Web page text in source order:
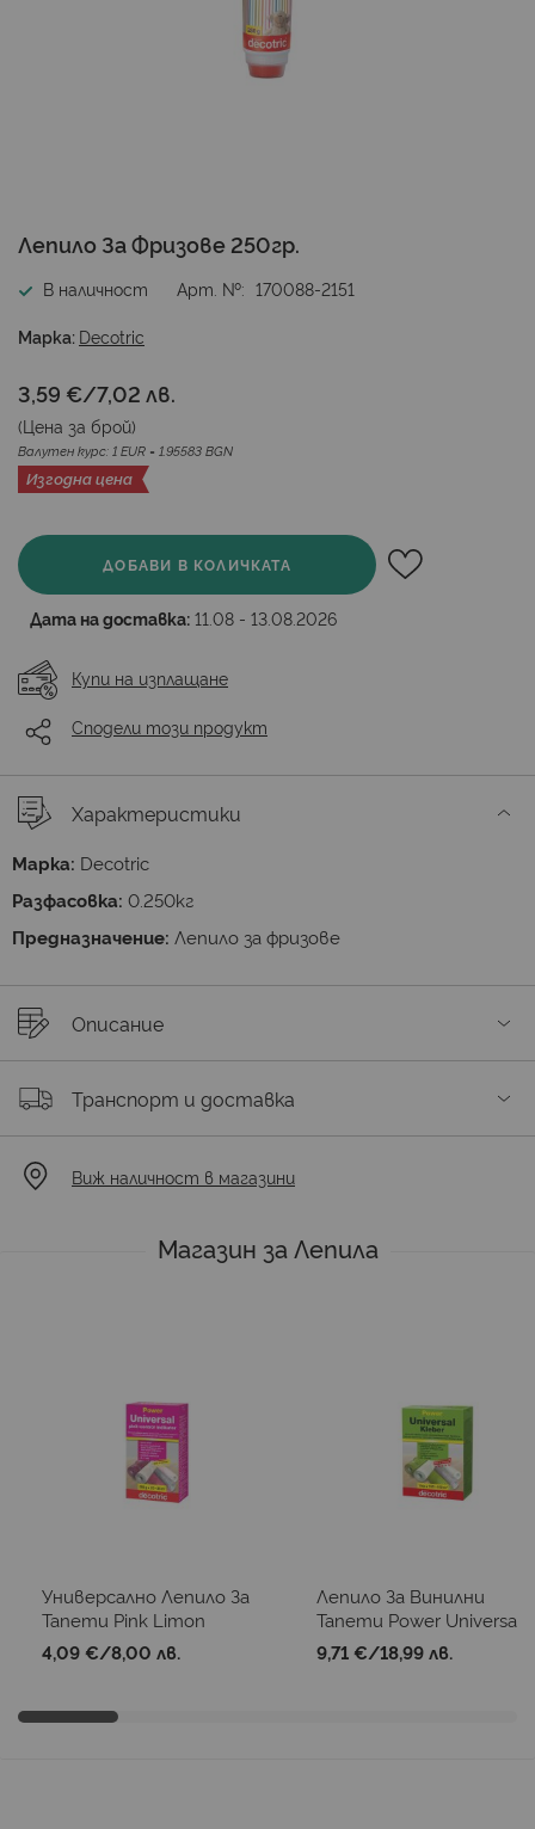
Преминете
началото
галерия
снимки
Лепило За Фризове 250гр.
В наличност Арт. № 170088-2151
Марка: Decotric
3,59 €/7,02 лв.
(Цена за брой)
Валутен курс: 1 EUR = 1.95583 BGN
Изгодна цена
ДОБАВИ В КОЛИЧКАТА
Дата на доставка: 11.08 - 13.08.2026
Купи на изплащане
Сподели този продукт
Характеристики
Марка: Decotric
Разфасовка: 0.250кг
Предназначение: Лепило за фризове
Описание
Транспорт и доставка
Виж наличност в магазини
Магазин за Лепила
Универсално Лепило За
Тапети Pink Limon
4,09 €/8,00 лв.
Лепило За Винилни
Тапети Power Universal
9,71 €/18,99 лв.